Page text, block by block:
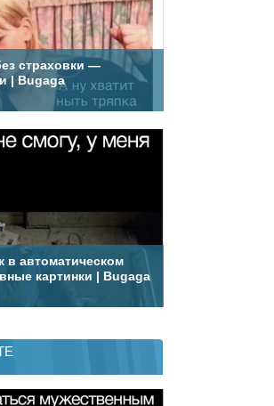
страховки —
| Bugaga
в автоматическом
картинки | Bugaga